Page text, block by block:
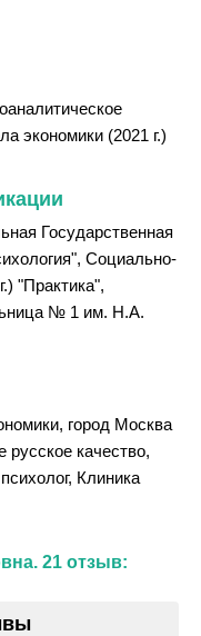
экономики (2021 г.)
Государственная
Социально-
"Практика",
№ 1 им. Н.А.
город Москва
качество,
Клиника
21 отзыв: